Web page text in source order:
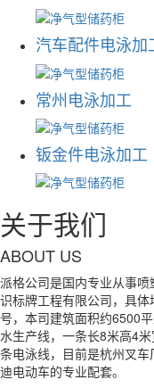
汽车配件电泳加
常州电泳加工
钣金件电泳加工
关于我们
ABOUT US
派格公司是国内专业从事
识标牌工程有限公司，具
号，本司建筑面积约6500
水生产线，一条长8米高4
条电泳线，目前是杭州叉
迪电动车的专业配套。